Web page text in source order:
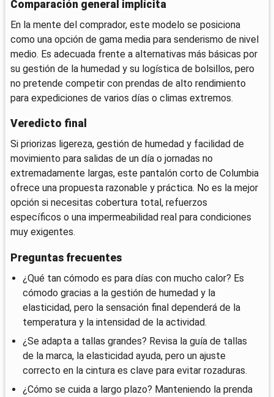
Comparación general implícita
En la mente del comprador, este modelo se posiciona
como una opción de gama media para senderismo de nivel
medio. Es adecuada frente a alternativas más básicas por
su gestión de la humedad y su logística de bolsillos, pero
no pretende competir con prendas de alto rendimiento
para expediciones de varios días o climas extremos.
Veredicto final
Si priorizas ligereza, gestión de humedad y facilidad de
movimiento para salidas de un día o jornadas no
extremadamente largas, este pantalón corto de Columbia
ofrece una propuesta razonable y práctica. No es la mejor
opción si necesitas cobertura total, refuerzos
específicos o una impermeabilidad real para condiciones
muy exigentes.
Preguntas frecuentes
¿Qué tan cómodo es para días con mucho calor? Es
cómodo gracias a la gestión de humedad y la
elasticidad, pero la sensación final dependerá de la
temperatura y la intensidad de la actividad.
¿Se adapta a tallas grandes? Revisa la guía de tallas
de la marca, la elasticidad ayuda, pero un ajuste
correcto en la cintura es clave para evitar rozaduras.
¿Cómo se cuida a largo plazo? Manteniendo la prenda